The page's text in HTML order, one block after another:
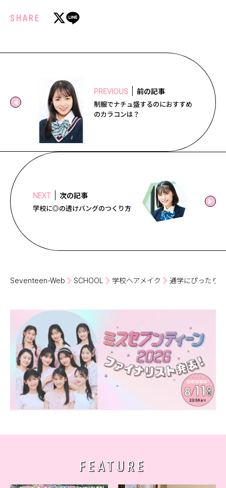
SHARE
PREVIOUS 前の記事
制服でナチュ盛するのにおすすめ
のカラコンは？
NEXT 次の記事
学校に◎の透けバングのつくり方
Seventeen-Web SCHOOL 学校ヘアメイク 通学にぴったり
FEATURE